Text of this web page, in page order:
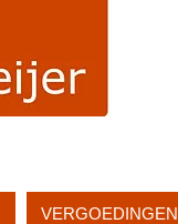
VERGOEDINGEN